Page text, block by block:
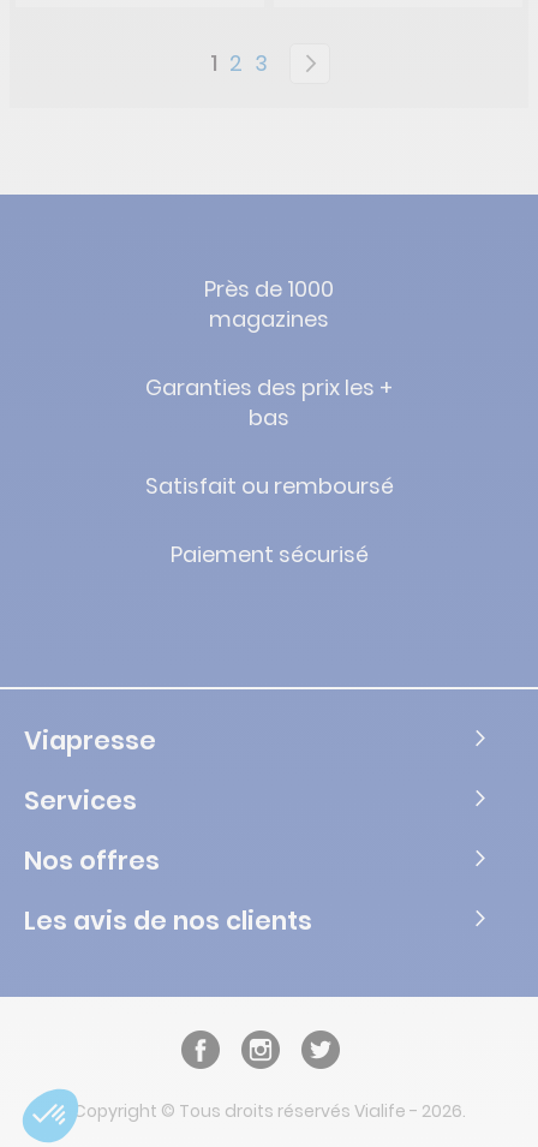
Page
You're currently reading page
1 Page
2 Page
3
Près de 1000
magazines
Garanties des prix les +
bas
Satisfait ou remboursé
Paiement sécurisé
Viapresse
Services
Nos offres
Les avis de nos clients
Copyright © Tous droits réservés Vialife - 2026.